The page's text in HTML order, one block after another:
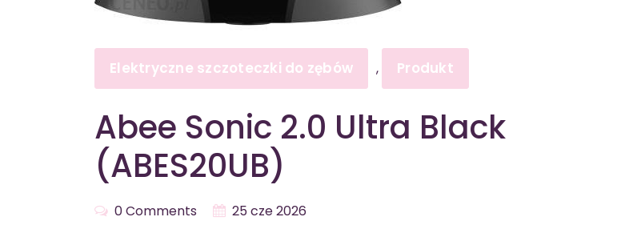
Elektryczne szczoteczki do zębów , Produkt
Abee Sonic 2.0 Ultra Black
(ABES20UB)
0 Comments 25 cze 2026